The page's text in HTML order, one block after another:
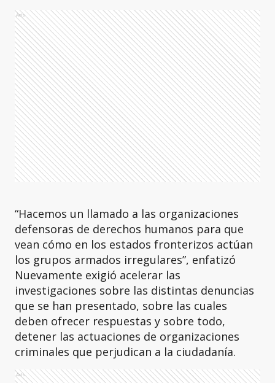
Ads
“Hacemos un llamado a las organizaciones
defensoras de derechos humanos para que
vean cómo en los estados fronterizos actúan
los grupos armados irregulares”, enfatizó
Nuevamente exigió acelerar las
investigaciones sobre las distintas denuncias
que se han presentado, sobre las cuales
deben ofrecer respuestas y sobre todo,
detener las actuaciones de organizaciones
criminales que perjudican a la ciudadanía.
Ads